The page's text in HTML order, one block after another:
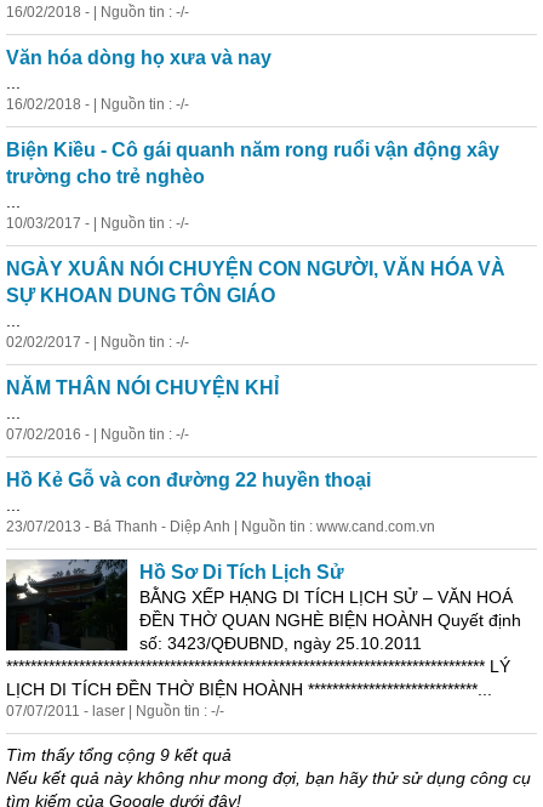
16/02/2018 - | Nguồn tin : -/-
Văn hóa dòng họ xưa và nay
16/02/2018 - | Nguồn tin : -/-
Biện Kiều - Cô gái quanh năm rong ruổi vận động xây
trường cho trẻ nghèo
10/03/2017 - | Nguồn tin : -/-
NGÀY XUÂN NÓI CHUYỆN CON NGƯỜI, VĂN HÓA VÀ
SỰ KHOAN DUNG TÔN GIÁO
02/02/2017 - | Nguồn tin : -/-
NĂM THÂN NÓI CHUYỆN KHỈ
07/02/2016 - | Nguồn tin : -/-
Hồ Kẻ Gỗ và con đường 22 huyền thoại
23/07/2013 - Bá Thanh - Diệp Anh | Nguồn tin : www.cand.com.vn
Hồ Sơ Di Tích Lịch Sử
BẰNG XẾP HẠNG DI TÍCH LỊCH SỬ – VĂN HOÁ
ĐỀN THỜ QUAN NGHÈ BIỆN HOÀNH Quyết định
số: 3423/QĐUBND, ngày 25.10.2011
******************************************************************************* LÝ
LỊCH DI TÍCH ĐỀN THỜ BIỆN HOÀNH ****************************...
07/07/2011 - laser | Nguồn tin : -/-
Tìm thấy tổng cộng 9 kết quả
Nếu kết quả này không như mong đợi, bạn hãy thử sử dụng công cụ
tìm kiếm của Google dưới đây!